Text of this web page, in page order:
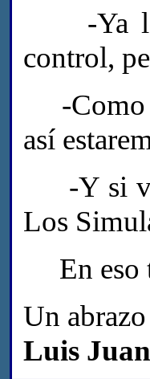
-Ya lo
control,
-Como
así
-Y si
Los
En eso
Un abrazo
Luis